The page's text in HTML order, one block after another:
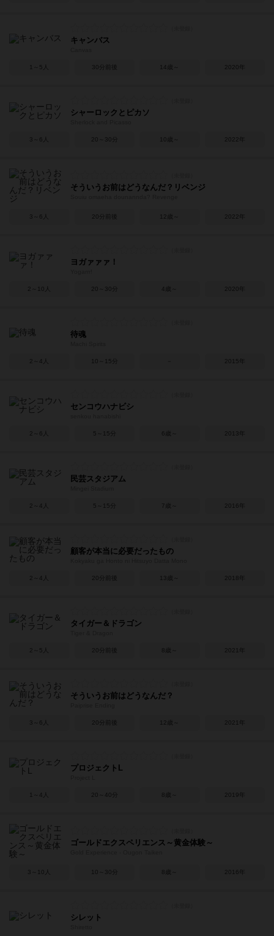
キャンバス
1～5人 30分前後 14歳～ 2020年
シャーロックとピカソ
3～6人 20～30分 10歳～ 2022年
そういうお前はどうなんだ？リベンジ
3～6人 20分前後 12歳～ 2022年
ヨガァァァ！
2～10人 20～30分 4歳～ 2020年
待魂
2～4人 10～15分 2015年
センコウハナビシ
2～6人 5～15分 6歳～ 2013年
民芸スタジアム
2～4人 5～15分 7歳～ 2016年
顧客が本当に必要だったもの
2～4人 20分前後 13歳～ 2018年
タイガー＆ドラゴン
2～5人 20分前後 8歳～ 2021年
そういうお前はどうなんだ？
3～6人 20分前後 12歳～ 2021年
プロジェクトL
1～4人 20～40分 8歳～ 2019年
ゴールドエクスペリエンス～黄金体験～
3～10人 10～30分 8歳～ 2016年
シレット